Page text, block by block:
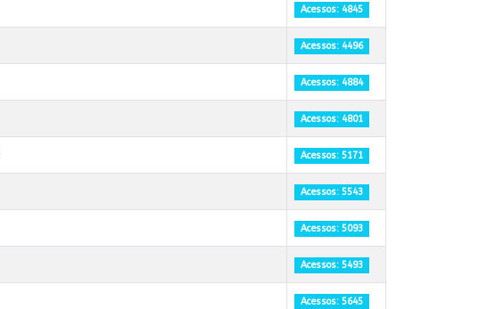
Acessos: 4845
Acessos: 4496
Acessos: 4884
Acessos: 4801
Acessos: 5171
Acessos: 5543
Acessos: 5093
Acessos: 5493
Acessos: 5645